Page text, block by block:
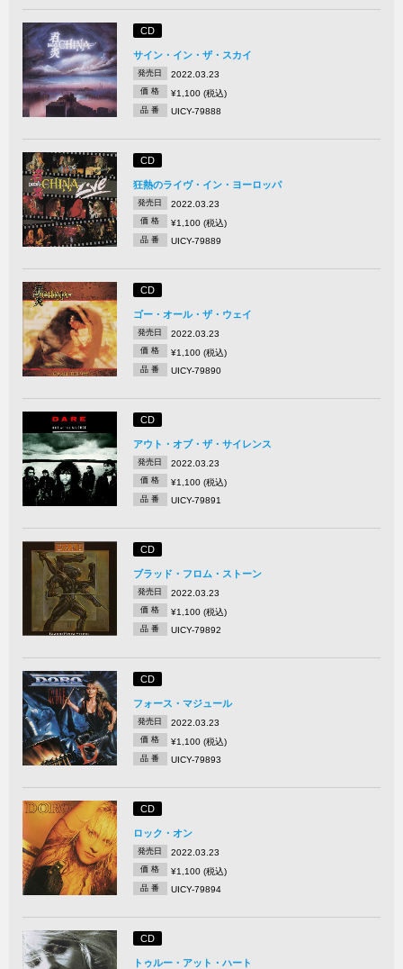
CD
サイン・イン・ザ・スカイ
発売日 2022.03.23
価 格 ¥1,100 (税込)
品 番 UICY-79888
CD
狂熱のライヴ・イン・ヨーロッパ
発売日 2022.03.23
価 格 ¥1,100 (税込)
品 番 UICY-79889
CD
ゴー・オール・ザ・ウェイ
発売日 2022.03.23
価 格 ¥1,100 (税込)
品 番 UICY-79890
CD
アウト・オブ・ザ・サイレンス
発売日 2022.03.23
価 格 ¥1,100 (税込)
品 番 UICY-79891
CD
ブラッド・フロム・ストーン
発売日 2022.03.23
価 格 ¥1,100 (税込)
品 番 UICY-79892
CD
フォース・マジュール
発売日 2022.03.23
価 格 ¥1,100 (税込)
品 番 UICY-79893
CD
ロック・オン
発売日 2022.03.23
価 格 ¥1,100 (税込)
品 番 UICY-79894
CD
トゥルー・アット・ハート